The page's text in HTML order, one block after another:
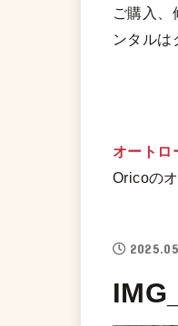
ご購入
ンタルは
オートロ
Oricoの